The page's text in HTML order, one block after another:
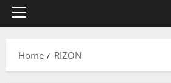
Primary
Home RIZON